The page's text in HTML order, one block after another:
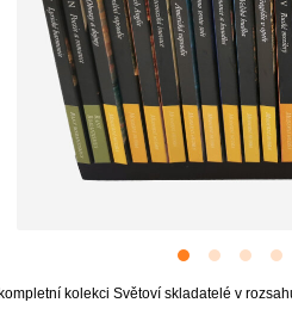
kolekci Světoví skladatelé v